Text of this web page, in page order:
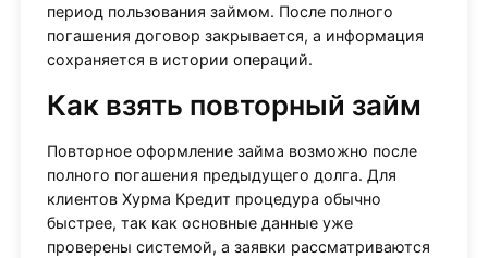
период пользования займом. После полного
погашения договор закрывается, а информация
сохраняется в истории операций.
Как взять повторный займ
Повторное оформление займа возможно после
полного погашения предыдущего долга. Для
клиентов Хурма Кредит процедура обычно
быстрее, так как основные данные уже
проверены системой, а заявки рассматриваются